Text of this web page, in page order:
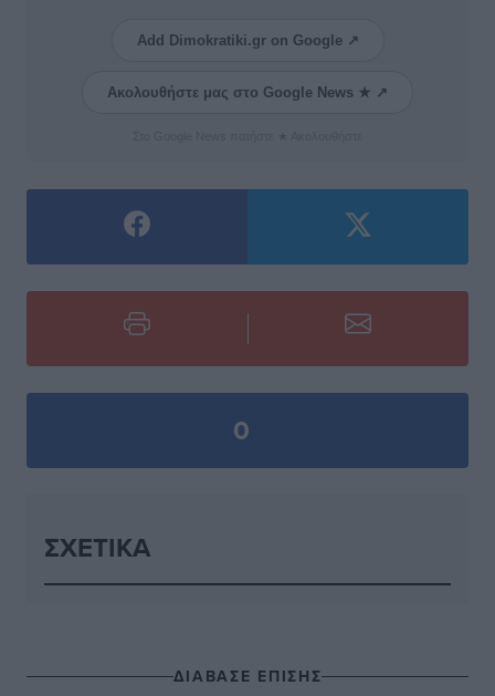
Add Dimokratiki.gr on Google ↗
Ακολουθήστε μας στο Google News ★ ↗
0
ΣΧΕΤΙΚΆ
ΔΙΑΒΑΣΕ ΕΠΙΣΗΣ